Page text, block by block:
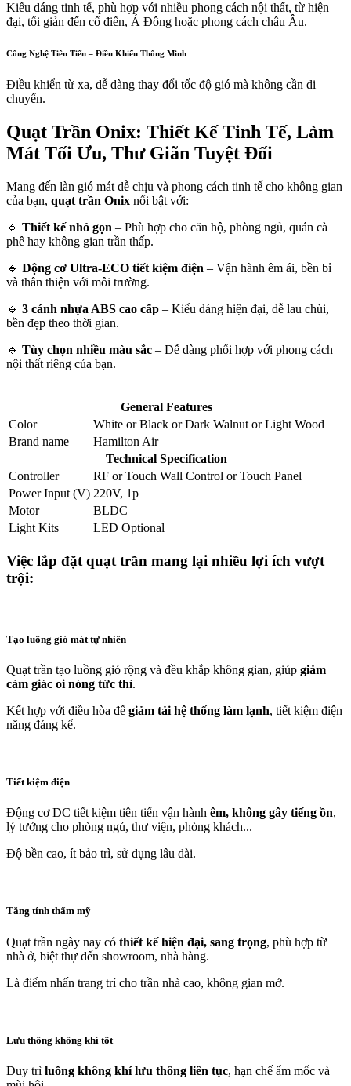
Kiểu dáng tinh tế, phù hợp với nhiều phong cách nội thất, từ hiện
đại, tối giản đến cổ điển, Á Đông hoặc phong cách châu Âu.
Công Nghệ Tiên Tiến – Điều Khiển Thông Minh
Điều khiển từ xa, dễ dàng thay đổi tốc độ gió mà không cần di
chuyển.
Quạt Trần Onix: Thiết Kế Tinh Tế, Làm
Mát Tối Ưu, Thư Giãn Tuyệt Đối
Mang đến làn gió mát dễ chịu và phong cách tinh tế cho không gian
của bạn, quạt trần Onix nổi bật với:
🔹 Thiết kế nhỏ gọn – Phù hợp cho căn hộ, phòng ngủ, quán cà
phê hay không gian trần thấp.
🔹 Động cơ Ultra-ECO tiết kiệm điện – Vận hành êm ái, bền bỉ
và thân thiện với môi trường.
🔹 3 cánh nhựa ABS cao cấp – Kiểu dáng hiện đại, dễ lau chùi,
bền đẹp theo thời gian.
🔹 Tùy chọn nhiều màu sắc – Dễ dàng phối hợp với phong cách
nội thất riêng của bạn.
General Features
Color
White orBlack orDark Walnut orLight Wood
Brand name
Hamilton Air
Technical Specification
Controller
RF orTouch Wall Control orTouch Panel
Power Input (V) 220V, 1p
Motor
BLDC
Light Kits
LED Optional
Việc lắp đặt quạt trần mang lại nhiều lợi ích vượt
trội:
Tạo luồng gió mát tự nhiên
Quạt trần tạo luồng gió rộng và đều khắp không gian, giúp giảm
cảm giác oi nóng tức thì.
Kết hợp với điều hòa để giảm tải hệ thống làm lạnh, tiết kiệm điện
năng đáng kể.
Tiết kiệm điện
Động cơ DC tiết kiệm tiên tiến vận hành êm, không gây tiếng ồn,
lý tưởng cho phòng ngủ, thư viện, phòng khách...
Độ bền cao, ít bảo trì, sử dụng lâu dài.
Tăng tính thẩm mỹ
Quạt trần ngày nay có thiết kế hiện đại, sang trọng, phù hợp từ
nhà ở, biệt thự đến showroom, nhà hàng.
Là điểm nhấn trang trí cho trần nhà cao, không gian mở.
Lưu thông không khí tốt
Duy trì luồng không khí lưu thông liên tục, hạn chế ẩm mốc và